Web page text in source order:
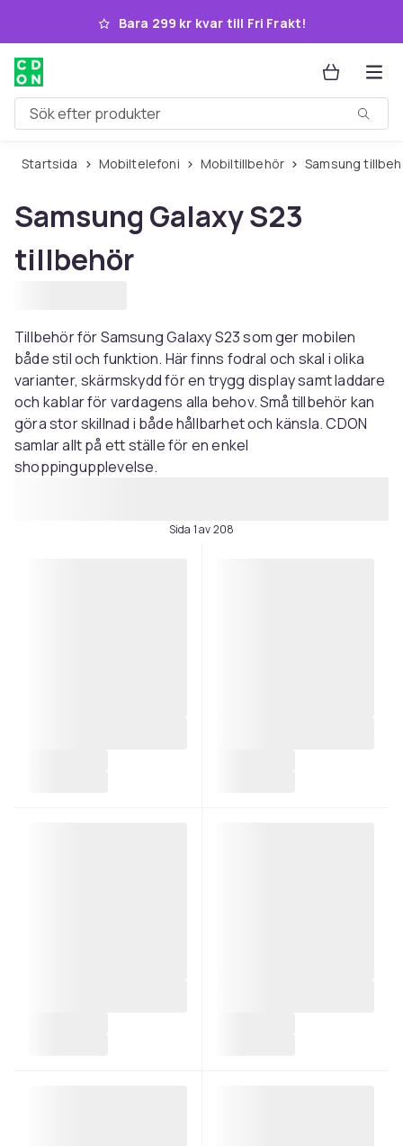
Hoppa till huvudinnehållet
Bara 299 kr kvar till Fri Frakt!
Sök efter produkter
Startsida Mobiltelefoni Mobiltillbehör Samsung
Samsung Galaxy S23
tillbehör
Tillbehör för Samsung Galaxy S23 som ger mobilen
både stil och funktion. Här finns fodral och skal i olika
varianter, skärmskydd för en trygg display samt laddare
och kablar för vardagens alla behov. Små tillbehör kan
göra stor skillnad i både hållbarhet och känsla. CDON
samlar allt på ett ställe för en enkel
shoppingupplevelse.
Sida 1 av 208